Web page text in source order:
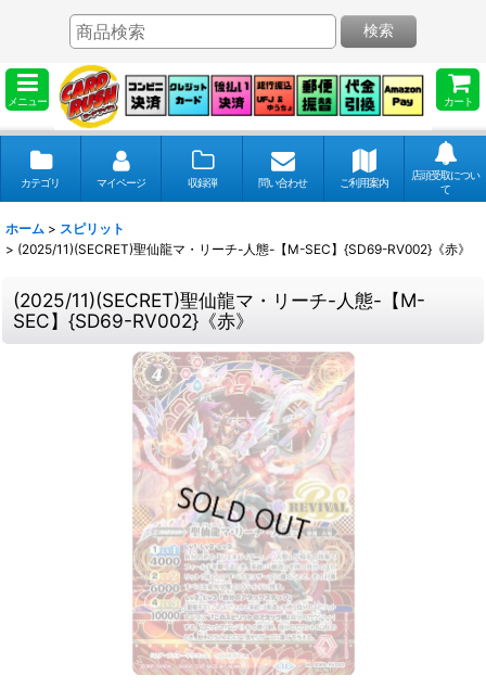
メニュー カート
検索
カテゴリ マイページ 収録弾 問い合わせ ご利用案内
店頭受取につい
て
ホーム > スピリット
> (2025/11)(SECRET)聖仙龍マ・リーチ-人態-【M-SEC】{SD69-RV002}《赤》
(2025/11)(SECRET)聖仙龍マ・リーチ-人態-【M-
SEC】{SD69-RV002}《赤》